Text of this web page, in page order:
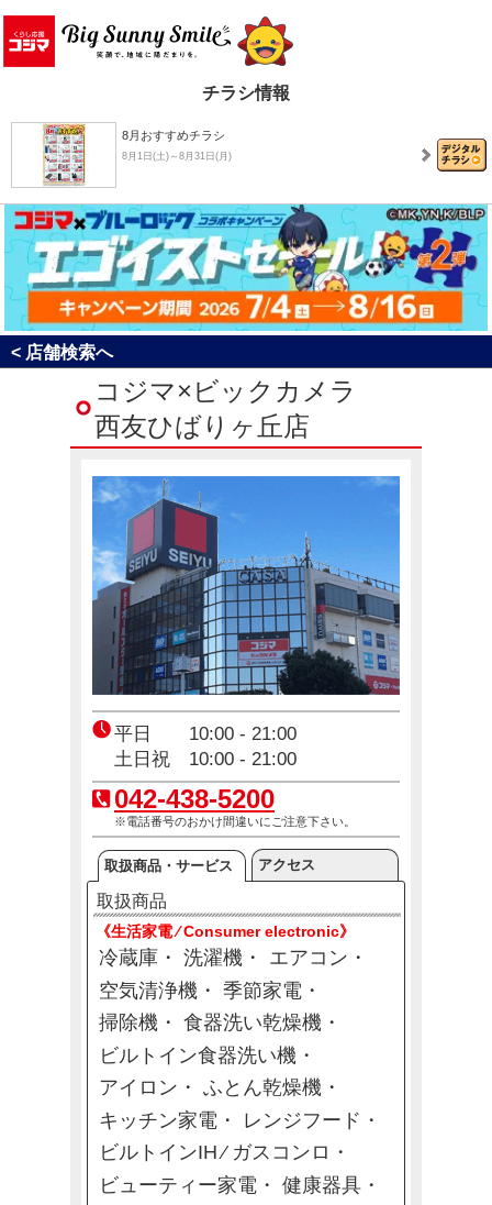
チラシ情報
8月おすすめチラシ
8月1日(土)～8月31日(月)
決算売り尽くしセール！
8月1日(土)～8月31日(月)
最大20％還元！4週連続キャッシュレスキャンペーン…
コジマ×ブルーロック コラボキャンペーン「エゴイ…
コジ坊＆マコちゃんのLINEスタンプ好評販売中！
4月24日(金)～10月31日(土)
【東京都】東京アプリ生活応援事業スタート
2月2日(月)～8月20日(木)
エアコン2027年問題！
12月23日(火)～12月31日(木)
< 店舗検索へ
コジマ×ビックカメラ
西友ひばりヶ丘店
平日 10:00 - 21:00
土日祝 10:00 - 21:00
042-438-5200
※電話番号のおかけ間違いにご注意下さい。
取扱商品・サービス アクセス
取扱商品
《生活家電 ⁄ Consumer electronic》
冷蔵庫 洗濯機
エアコン
空気清浄機
季節家電
掃除機
食器洗い乾燥機
ビルトイン食器洗い機
アイロン
ふとん乾燥機
キッチン家電
レンジフード
ビルトインIH ⁄ ガスコンロ
ビューティー家電
健康器具